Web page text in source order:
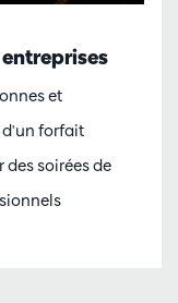
et
d'un forfait
soirées de